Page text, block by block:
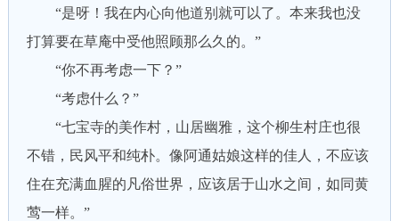
“是呀！我在内心向他道别就可以了。本来我也没
打算要在草庵中受他照顾那么久的。”
“你不再考虑一下？”
“考虑什么？”
“七宝寺的美作村，山居幽雅，这个柳生村庄也很
不错，民风平和纯朴。像阿通姑娘这样的佳人，不应该
住在充满血腥的凡俗世界，应该居于山水之间，如同黄
莺一样。”